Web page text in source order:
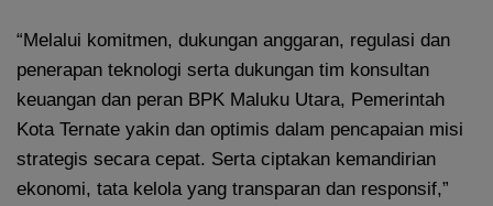
“Melalui komitmen, dukungan anggaran, regulasi dan
penerapan teknologi serta dukungan tim konsultan
keuangan dan peran BPK Maluku Utara, Pemerintah
Kota Ternate yakin dan optimis dalam pencapaian misi
strategis secara cepat. Serta ciptakan kemandirian
ekonomi, tata kelola yang transparan dan responsif,”